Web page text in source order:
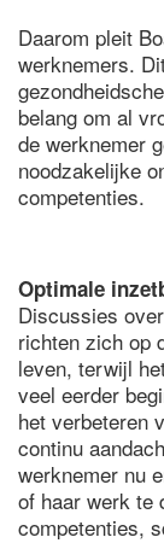
Daarom pleit
werknemers.
belang om al
de werknemer
noodzakelijke
competenties.
Optimale
Discussies
richten zich op
leven, terwijl
veel eerder
het verbeteren
continu
werknemer nu
of haar werk te
competenties,